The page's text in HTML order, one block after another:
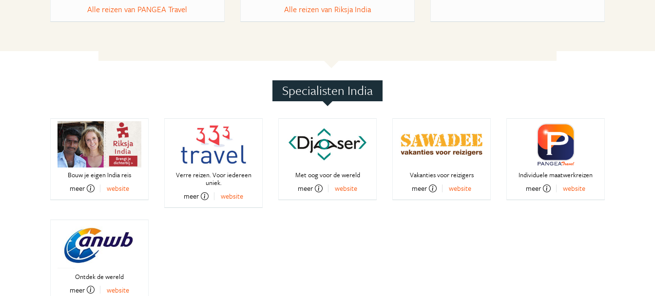
Alle reizen van PANGEA Travel
Alle reizen van Riksja India
Specialisten India
Bouw je eigen India reis
meer website
Verre reizen. Voor iedereen
uniek.
meer website
Met oog voor de wereld
meer website
Vakanties voor reizigers
meer website
Individuele maatwerkreizen
meer website
Ontdek de wereld
meer website